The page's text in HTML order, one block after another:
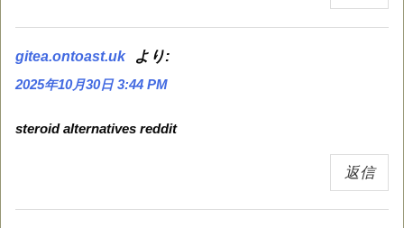
gitea.ontoast.uk より:
2025年10月30日 3:44 PM
steroid alternatives reddit
返信